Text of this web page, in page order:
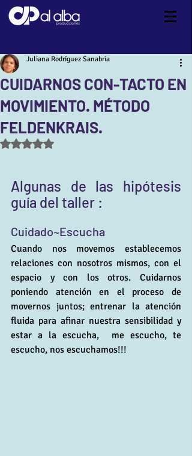
CUIDARNOS CON-TACTO EN
MOVIMIENTO. MÉTODO
FELDENKRAIS.
Juliana Rodríguez Sanabria
Obtuvo NaN de 5 estrellas.
Algunas de las hipótesis
guía del taller :
Cuidado~Escucha
Cuando nos movemos establecemos
relaciones con nosotros mismos, con el
espacio y con los otros. Cuidarnos
poniendo atención en el proceso de
movernos juntos; entrenar la atención
fluida para afinar nuestra sensibilidad y
estar a la escucha,  me escucho, te
escucho, nos escuchamos!!!